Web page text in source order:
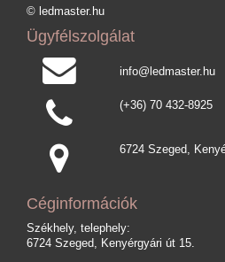
© ledmaster.hu
Ügyfélszolgálat
info@ledmaster.hu
(+36) 70 432-8925
6724 Szeged,
Céginformációk
Székhely, telephely:
6724 Szeged, Kenyérgyári út 15.